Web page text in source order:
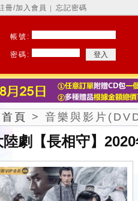
冊/加入會員 忘記密碼
帳號:
密碼:
首頁 > 音樂與影片
陸劇【長相守】